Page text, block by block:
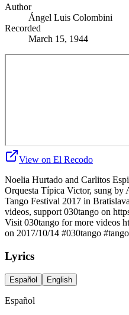
Author
Ángel Luis Colombini
Recorded
March 15, 1944
View on El Recodo
Noelia Hurtado and Carlitos
Orquesta Típica Victor, sung by
Tango Festival 2017 in
videos, support 030tango on
Visit 030tango for more videos
on 2017/10/14 #030tango
Lyrics
Español English
Español